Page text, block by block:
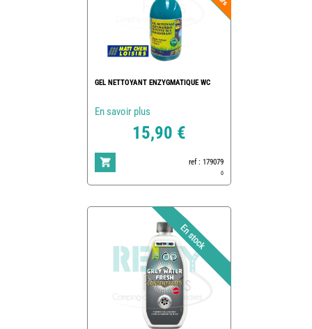
GEL NETTOYANT ENZYGMATIQUE WC
En savoir plus
15,90 €
ref : 179079
0